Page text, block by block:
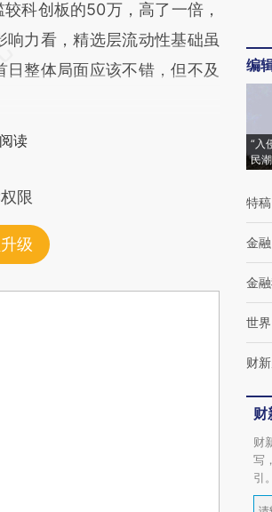
科创板的50万，高了一倍，
力看，精选层流动性基础虽
整体局面应该不错，但不及
读
限
级
编
“入
民
特稿
金融
金
世界
财
财
财
写
引